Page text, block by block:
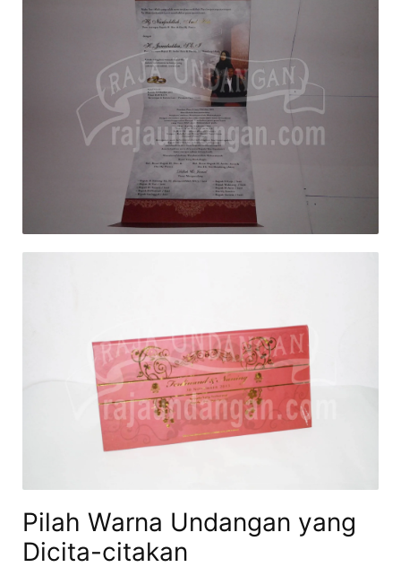
Pilah Warna Undangan yang
Dicita-citakan